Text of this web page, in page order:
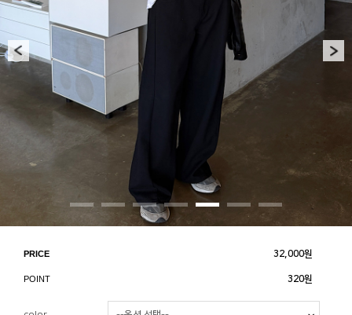
PRICE 32,000원
POINT 320원